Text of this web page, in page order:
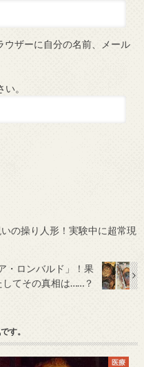
ウザーに自分の名前、メール
。
の操り人形！実験中に超常現
・ロンバルド」！果
してその真相は……？
す。
医療